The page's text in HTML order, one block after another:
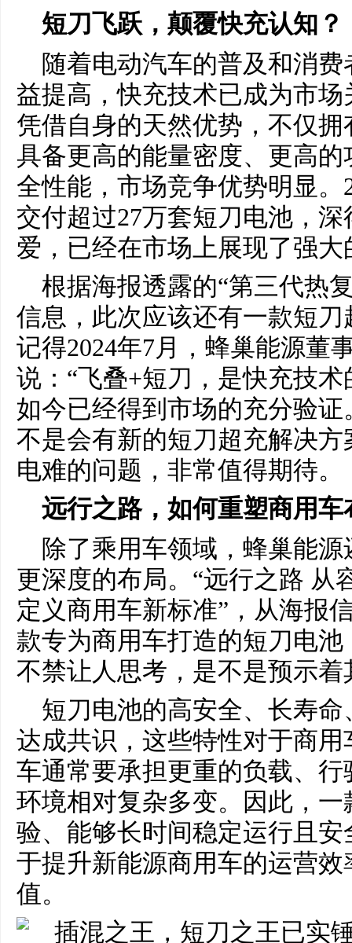
短刀飞跃，颠覆快充认知？
随着电动汽车的普及和消
益提高，快充技术已成为市
凭借自身的天然优势，不仅
具备更高的能量密度、更高
全性能，市场竞争优势明显。
交付超过27万套短刀电池，
爱，已经在市场上展现了强
根据海报透露的“第三代热
信息，此次应该还有一款短
记得2024年7月，蜂巢能源董
说：“飞叠+短刀，是快充技
如今已经得到市场的充分验
不是会有新的短刀超充解决
电难的问题，非常值得期待。
远行之路，如何重塑商用车
除了乘用车领域，蜂巢能
更深度的布局。“远行之路 从
定义商用车新标准”，从海报
款专为商用车打造的短刀电池
不禁让人思考，是不是预示
短刀电池的高安全、长寿
达成共识，这些特性对于商
车通常要承担更重的负载、
环境相对复杂多变。因此，
验、能够长时间稳定运行且
于提升新能源商用车的运营
值。